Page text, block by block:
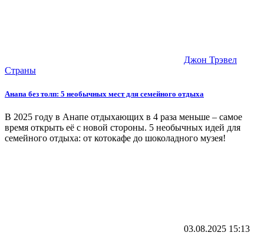
Джон Трэвел
Страны
Анапа без толп: 5 необычных мест для семейного отдыха
В 2025 году в Анапе отдыхающих в 4 раза меньше – самое
время открыть её с новой стороны. 5 необычных идей для
семейного отдыха: от котокафе до шоколадного музея!
03.08.2025 15:13